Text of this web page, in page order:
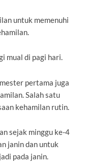
untuk memenuhi
mual di pagi hari.
pertama juga
Salah satu
kehamilan rutin.
sejak minggu ke-4
janin dan untuk
pada janin.